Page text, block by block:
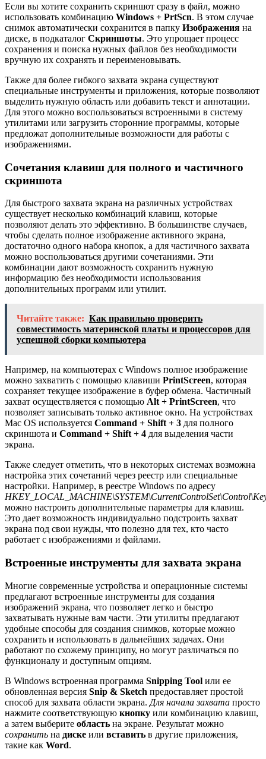
Если вы хотите сохранить скриншот сразу в файл, можно
использовать комбинацию Windows + PrtScn. В этом случае
снимок автоматически сохранится в папку Изображения на
диске, в подкаталог Скриншоты. Это упрощает процесс
сохранения и поиска нужных файлов без необходимости
вручную их сохранять и переименовывать.
Также для более гибкого захвата экрана существуют
специальные инструменты и приложения, которые позволяют
выделить нужную область или добавить текст и аннотации.
Для этого можно воспользоваться встроенными в систему
утилитами или загрузить сторонние программы, которые
предложат дополнительные возможности для работы с
изображениями.
Сочетания клавиш для полного и частичного
скриншота
Для быстрого захвата экрана на различных устройствах
существует несколько комбинаций клавиш, которые
позволяют делать это эффективно. В большинстве случаев,
чтобы сделать полное изображение активного экрана,
достаточно одного набора кнопок, а для частичного захвата
можно воспользоваться другими сочетаниями. Эти
комбинации дают возможность сохранить нужную
информацию без необходимости использования
дополнительных программ или утилит.
Читайте также: Как правильно проверить
совместимость материнской платы и процессоров для
успешной сборки компьютера
Например, на компьютерах с Windows полное изображение
можно захватить с помощью клавиши PrintScreen, которая
сохраняет текущее изображение в буфер обмена. Частичный
захват осуществляется с помощью Alt + PrintScreen, что
позволяет записывать только активное окно. На устройствах
Mac OS используется Command + Shift + 3 для полного
скриншота и Command + Shift + 4 для выделения части
экрана.
Также следует отметить, что в некоторых системах возможна
настройка этих сочетаний через реестр или специальные
настройки. Например, в реестре Windows по адресу
можно настроить дополнительные параметры для клавиш.
Это дает возможность индивидуально подстроить захват
экрана под свои нужды, что полезно для тех, кто часто
работает с изображениями и файлами.
Встроенные инструменты для захвата экрана
Многие современные устройства и операционные системы
предлагают встроенные инструменты для создания
изображений экрана, что позволяет легко и быстро
захватывать нужные вам части. Эти утилиты предлагают
удобные способы для создания снимков, которые можно
сохранить и использовать в дальнейших задачах. Они
работают по схожему принципу, но могут различаться по
функционалу и доступным опциям.
В Windows встроенная программа Snipping Tool или ее
обновленная версия Snip & Sketch предоставляет простой
способ для захвата области экрана. Для начала захвата просто
нажмите соответствующую кнопку или комбинацию клавиш,
а затем выберите область на экране. Результат можно
сохранить на диске или вставить в другие приложения,
такие как Word.